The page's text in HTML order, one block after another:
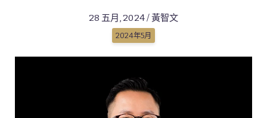
28 五月, 2024 / 黃智文
2024年5月